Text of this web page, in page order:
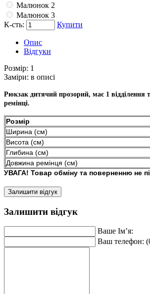
Малюнок 2
Малюнок 3
К-сть:
Купити
Опис
Відгуки
Розмір: 1
Заміри: в описі
Рюкзак дитячий прозорий, має 1 відділення
ремінці.
Розмір
Ширина (см)
Висота (см)
Глибина (см)
Довжина ремінця (см)
УВАГА! Товар обміну та поверненню не
Залишити відгук
Залишити відгук
Ваше Ім’я:
Ваш телефон: